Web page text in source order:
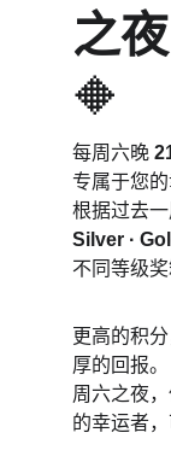
之
🔶
每周六晚
专属于您的
根据过去
Silver ·
不同等级奖
更高的积
厚的回报。
周六之夜
的幸运者，